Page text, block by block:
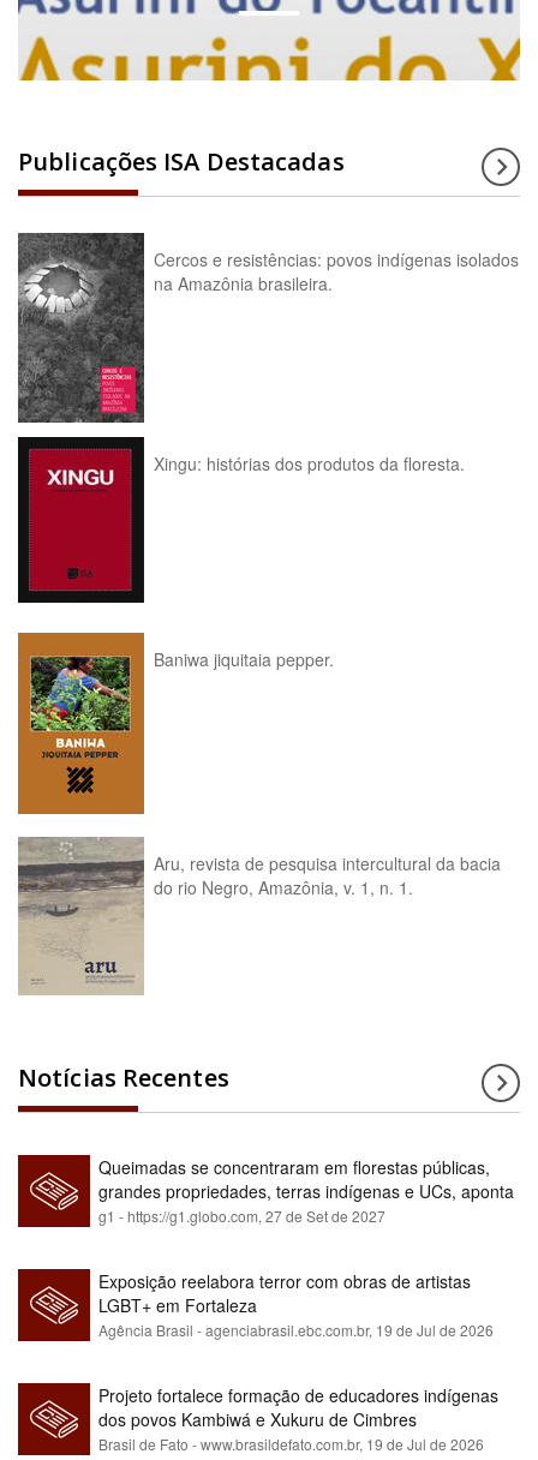
Publicações ISA Destacadas
Cercos e resistências: povos indígenas isolados
na Amazônia brasileira.
Xingu: histórias dos produtos da floresta.
Baniwa jiquitaia pepper.
Aru, revista de pesquisa intercultural da bacia
do rio Negro, Amazônia, v. 1, n. 1.
Notícias Recentes
Queimadas se concentraram em florestas públicas,
grandes propriedades, terras indígenas e UCs, aponta
relatório
g1 - https://g1.globo.com,27 de Set de 2027
Exposição reelabora terror com obras de artistas
LGBT+ em Fortaleza
Agência Brasil - agenciabrasil.ebc.com.br, 19 de Jul de 2026
Projeto fortalece formação de educadores indígenas
dos povos Kambiwá e Xukuru de Cimbres
Brasil de Fato - www.brasildefato.com.br, 19 de Jul de 2026